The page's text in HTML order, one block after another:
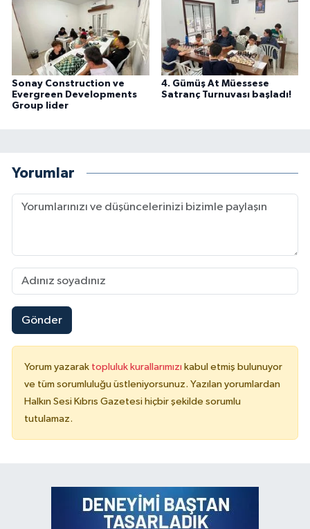
Sonay Construction ve
Evergreen Developments
Group lider
4. Gümüş At Müessese
Satranç Turnuvası başladı!
Yorumlar
Gönder
Yorum yazarak topluluk kurallarımızı kabul etmiş bulunuyor
ve tüm sorumluluğu üstleniyorsunuz. Yazılan yorumlardan
Halkın Sesi Kıbrıs Gazetesi hiçbir şekilde sorumlu
tutulamaz.